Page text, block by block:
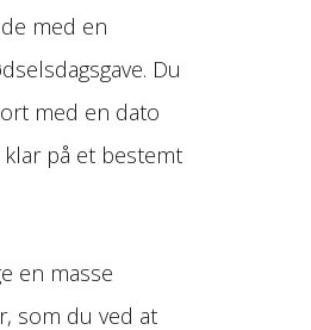
med en
Du
med en dato
på et bestemt
en masse
som du ved at